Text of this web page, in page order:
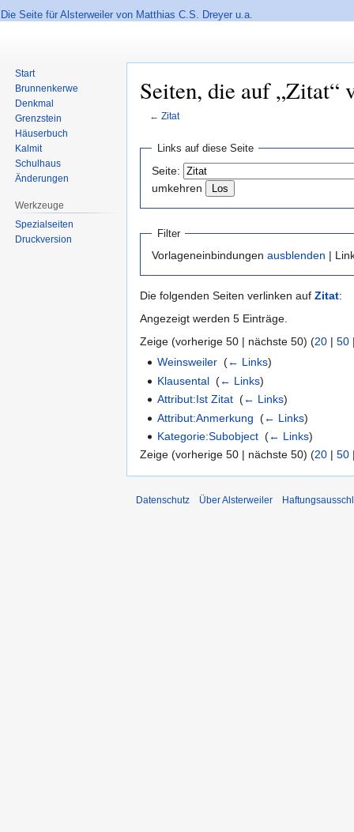
Die Seite für Alsterweiler von Matthias C.S. Dreyer u.a.
Seiten, die auf „Zitat“
← Zitat
Navigation
springen
springen
Links auf diese Seite
Seite:
umkehren
Filter
Vorlageneinbindungen ausblenden |
Die folgenden Seiten verlinken auf Zitat:
Angezeigt werden 5 Einträge.
Zeige (vorherige 50 | nächste 50) (20 | 50
Weinsweiler ‎(← Links)
Klausental ‎(← Links)
Attribut:Ist Zitat ‎(← Links)
Attribut:Anmerkung ‎(← Links)
Kategorie:Subobject ‎(← Links)
Zeige (vorherige 50 | nächste 50) (20 | 50
Start
Brunnenkerwe
Denkmal
Grenzstein
Häuserbuch
Kalmit
Schulhaus
Änderungen
Werkzeuge
Spezialseiten
Druckversion
Datenschutz Über Alsterweiler